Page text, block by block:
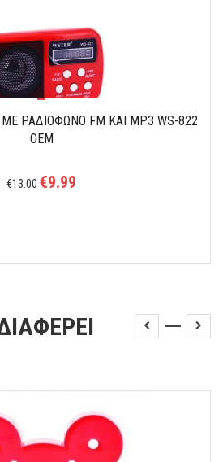
ΡΑΔΙΟΦΩΝΟ FM ΚΑΙ MP3 WS-822
OEM
€13.00€9.99